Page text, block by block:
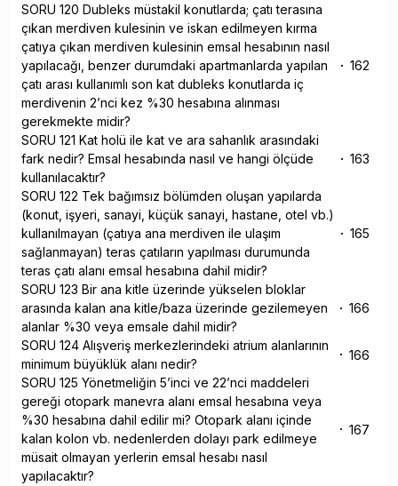
SORU 120 Dubleks müstakil konutlarda; çatı terasına
çıkan merdiven kulesinin ve iskan edilmeyen kırma
çatıya çıkan merdiven kulesinin emsal hesabının nasıl
yapılacağı, benzer durumdaki apartmanlarda yapılan
çatı arası kullanımlı son kat dubleks konutlarda iç
merdivenin 2’nci kez %30 hesabına alınması
gerekmekte midir?
162
SORU 121 Kat holü ile kat ve ara sahanlık arasındaki
fark nedir? Emsal hesabında nasıl ve hangi ölçüde
kullanılacaktır?
163
SORU 122 Tek bağımsız bölümden oluşan yapılarda
(konut, işyeri, sanayi, küçük sanayi, hastane, otel vb.)
kullanılmayan (çatıya ana merdiven ile ulaşım
sağlanmayan) teras çatıların yapılması durumunda
teras çatı alanı emsal hesabına dahil midir?
165
SORU 123 Bir ana kitle üzerinde yükselen bloklar
arasında kalan ana kitle/baza üzerinde gezilemeyen
alanlar %30 veya emsale dahil midir?
166
SORU 124 Alışveriş merkezlerindeki atrium alanlarının
minimum büyüklük alanı nedir?
166
SORU 125 Yönetmeliğin 5’inci ve 22’nci maddeleri
gereği otopark manevra alanı emsal hesabına veya
%30 hesabına dahil edilir mi? Otopark alanı içinde
kalan kolon vb. nedenlerden dolayı park edilmeye
müsait olmayan yerlerin emsal hesabı nasıl
yapılacaktır?
167